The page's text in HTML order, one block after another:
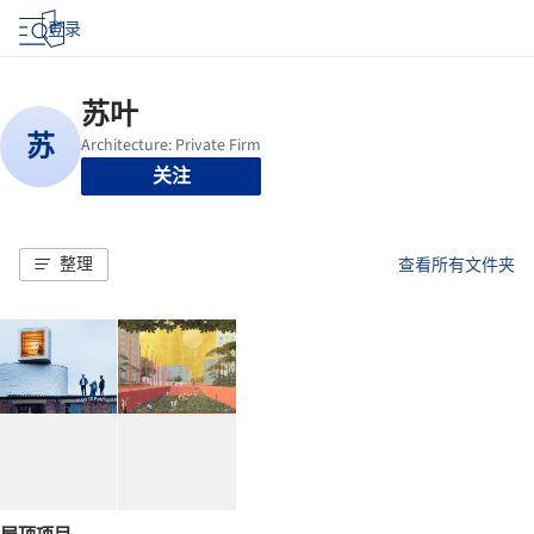
登录
关注
整理 查看所有文件夹